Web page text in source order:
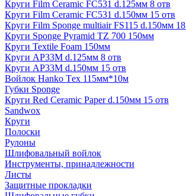
Круги Film Ceramic FC531 d.125мм 8 отв
Круги Film Ceramic FC531 d.150мм 15 отв
Круги Film Sponge multiair FS115 d.150мм
Круги Sponge Pyramid TZ 700 150мм
Круги Textile Foam 150мм
Круги AP33M d.125мм 8 отв
Круги AP33M d.150мм 15 отв
Войлок Hanko Tех 115мм*10м
Губки Sponge
Круги Red Ceramic Paper d.150мм 15 отв
Sandwox
Круги
Полоски
Рулоны
Шлифовальный войлок
Инструменты, принадлежности
Листы
Защитные прокладки